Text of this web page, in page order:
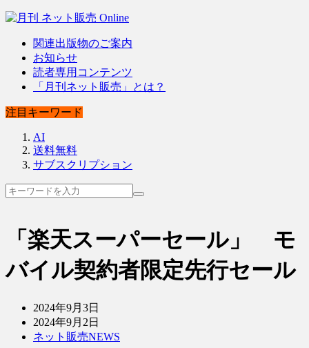
関連出版物のご案内
お知らせ
読者専用コンテンツ
「月刊ネット販売」とは？
注目キーワード
AI
送料無料
サブスクリプション
「楽天スーパーセール」 モ
バイル契約者限定先行セール
2024年9月3日
2024年9月2日
ネット販売NEWS